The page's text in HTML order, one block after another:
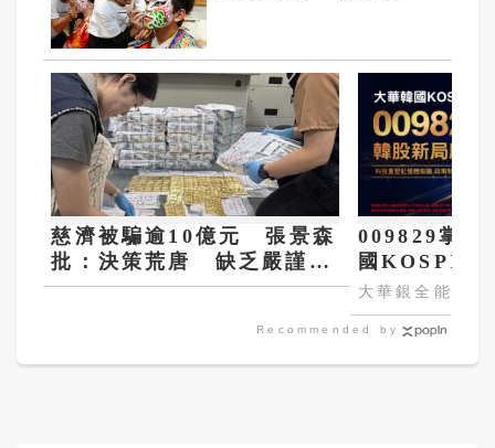
慈濟被騙逾10億元 張景森
批：決策荒唐 缺乏嚴謹程
序
009829掌
國KOSPI
大華銀全能行銷
Recommended by